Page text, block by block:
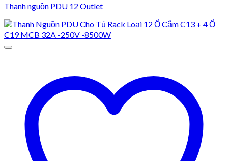
Thanh nguồn PDU 12 Outlet